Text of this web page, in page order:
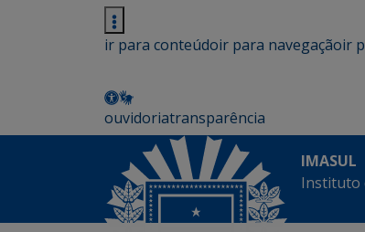
ir para conteúdoir para navegaçãoir
ouvidoriatransparência
IMASUL
Instituto